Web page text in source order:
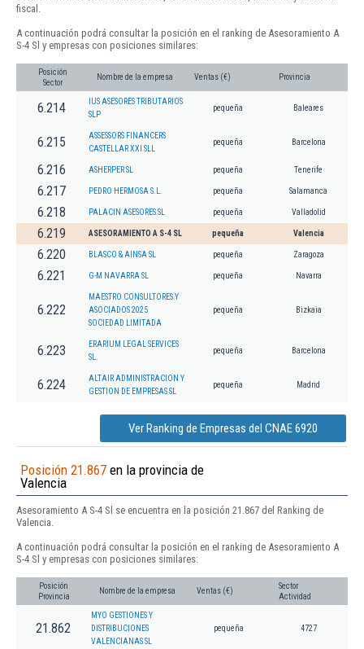
fiscal.
A continuación podrá consultar la posición en el ranking de Asesoramiento A
S-4 Sl y empresas con posiciones similares:
Posición
Sector
Nombre de la empresa Ventas (€) Provincia
6.214
IUS ASESORES TRIBUTARIOS
SLP
pequeña Baleares
6.215
ASSESSORS FINANCERS
CASTELLAR XXI SLL
pequeña Barcelona
6.216 ASHERPER SL pequeña Tenerife
6.217 PEDRO HERMOSA S.L. pequeña Salamanca
6.218 PALACIN ASESORES SL pequeña Valladolid
6.219 ASESORAMIENTO A S-4 SL pequeña Valencia
6.220 BLASCO & AINSA SL pequeña Zaragoza
6.221 G-M NAVARRA SL pequeña Navarra
6.222
MAESTRO CONSULTORES Y
ASOCIADOS 2025
SOCIEDAD LIMITADA
pequeña Bizkaia
6.223
ERARIUM LEGAL SERVICES
SL.
pequeña Barcelona
6.224
ALTAIR ADMINISTRACION Y
GESTION DE EMPRESAS SL
pequeña Madrid
Ver Ranking de Empresas del CNAE 6920
Posición 21.867 en la provincia de
Valencia
Asesoramiento A S-4 Sl se encuentra en la posición 21.867 del Ranking de
Valencia.
A continuación podrá consultar la posición en el ranking de Asesoramiento A
S-4 Sl y empresas con posiciones similares:
Posición
Provincia
Nombre de la empresa Ventas (€)
Sector
Actividad
21.862
MYO GESTIONES Y
DISTRIBUCIONES
VALENCIANAS SL
pequeña 4727